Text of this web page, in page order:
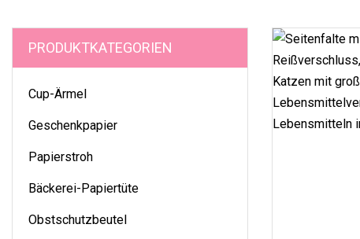
PRODUKTKATEGORIEN
Cup-Ärmel
Geschenkpapier
Papierstroh
Bäckerei-Papiertüte
Obstschutzbeutel